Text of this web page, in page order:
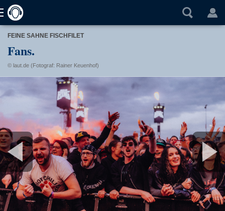
FEINE SAHNE FISCHFILET
Fans.
© laut.de (Fotograf: Rainer Keuenhof)